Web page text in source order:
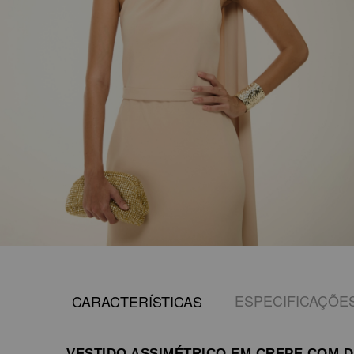
CARACTERÍSTICAS